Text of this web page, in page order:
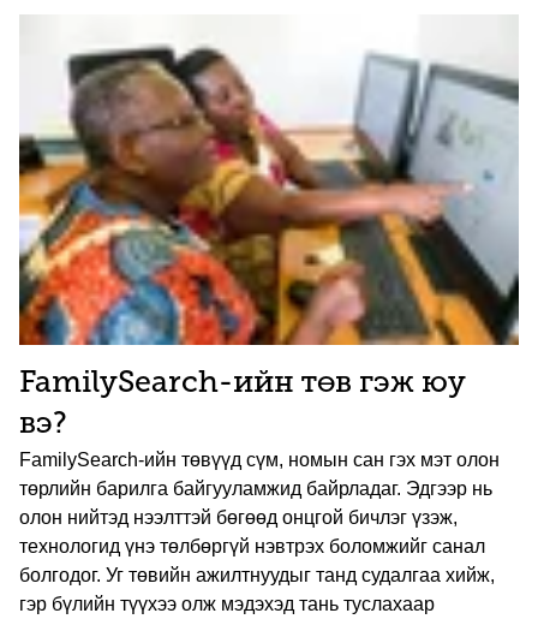
FamilySearch-ийн төв гэж юу
вэ?
FamilySearch-ийн төвүүд сүм, номын сан гэх мэт олон
төрлийн барилга байгууламжид байрладаг. Эдгээр нь
олон нийтэд нээлттэй бөгөөд онцгой бичлэг үзэж,
технологид үнэ төлбөргүй нэвтрэх боломжийг санал
болгодог. Уг төвийн ажилтнуудыг танд судалгаа хийж,
гэр бүлийн түүхээ олж мэдэхэд тань туслахаар